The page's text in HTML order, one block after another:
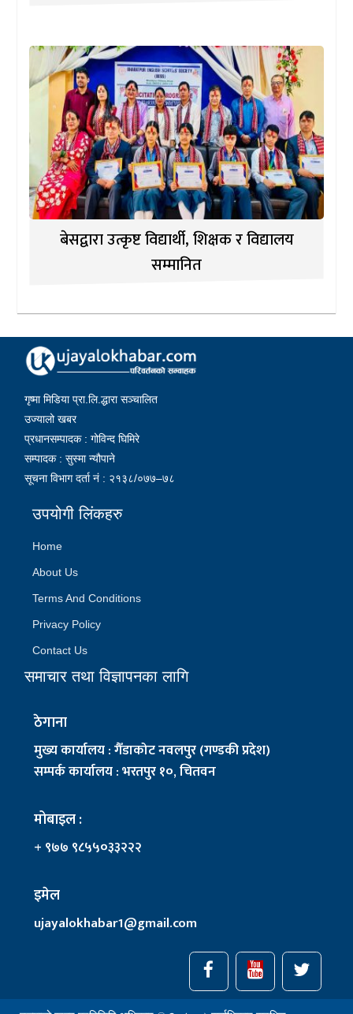
बेसद्वारा उत्कृष्ट विद्यार्थी, शिक्षक र विद्यालय
सम्मानित
गृष्मा मिडिया प्रा.लि.द्धारा सञ्चालित
उज्यालो खबर
प्रधानसम्पादक : गोविन्द घिमिरे
सम्पादक : सुस्मा न्यौपाने
सूचना विभाग दर्ता नं : २१३८/०७७–७८
उपयोगी लिंकहरु
Home
About Us
Terms And Conditions
Privacy Policy
Contact Us
समाचार तथा विज्ञापनका लागि
ठेगाना
मुख्य कार्यालय : गैँडाकोट नवलपुर (गण्डकी प्रदेश)
सम्पर्क कार्यालय : भरतपुर १०, चितवन
मोबाइल :
+ ९७७ ९८५५०३३२२२
इमेल
ujayalokhabar1@gmail.com